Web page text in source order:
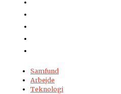
Samfund
Arbejde
Teknologi